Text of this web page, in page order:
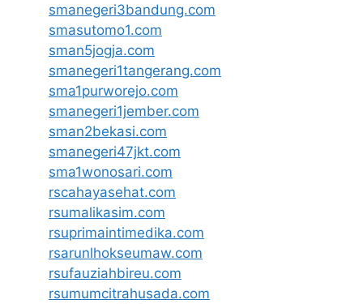
smanegeri3bandung.com
smasutomo1.com
sman5jogja.com
smanegeri1tangerang.com
sma1purworejo.com
smanegeri1jember.com
sman2bekasi.com
smanegeri47jkt.com
sma1wonosari.com
rscahayasehat.com
rsumalikasim.com
rsuprimaintimedika.com
rsarunlhokseumaw.com
rsufauziahbireu.com
rsumumcitrahusada.com